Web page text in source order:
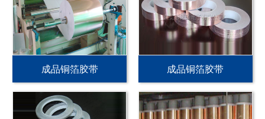
成品铜箔胶带 成品铜箔胶带